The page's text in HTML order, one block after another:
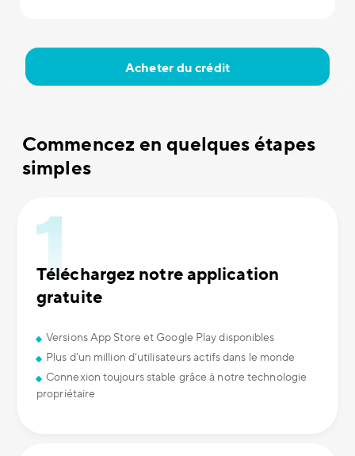
Acheter du crédit
Commencez en quelques étapes
simples
Téléchargez notre application
gratuite
Versions App Store et Google Play disponibles
Plus d'un million d'utilisateurs actifs dans le monde
Connexion toujours stable grâce à notre technologie
propriétaire